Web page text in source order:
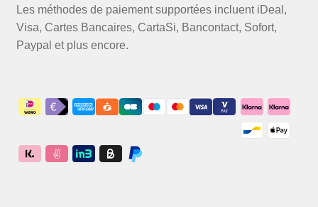
Les méthodes de paiement supportées incluent iDeal,
Visa, Cartes Bancaires, CartaSi, Bancontact, Sofort,
Paypal et plus encore.